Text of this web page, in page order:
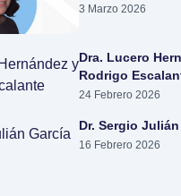
3 Marzo 2026
Dra. Lucero
Rodrigo
24 Febrero 2026
Dr. Sergio
16 Febrero 2026